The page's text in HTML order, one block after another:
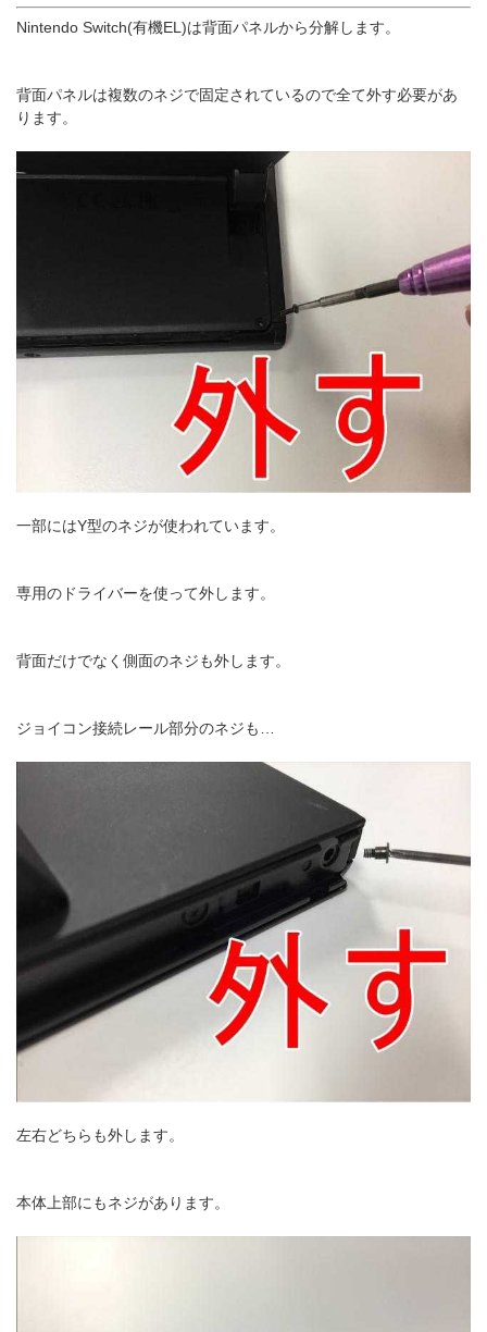
Nintendo Switch(有機EL)は背面パネルから分解します。
背面パネルは複数のネジで固定されているので全て外す必要があ
ります。
一部にはY型のネジが使われています。
専用のドライバーを使って外します。
背面だけでなく側面のネジも外します。
ジョイコン接続レール部分のネジも…
左右どちらも外します。
本体上部にもネジがあります。